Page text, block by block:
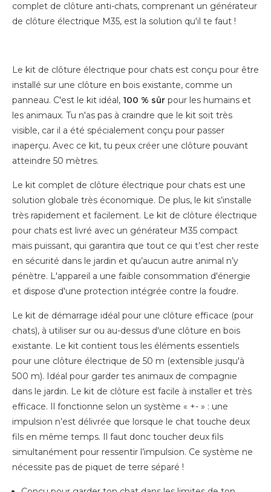
complet de clôture anti-chats, comprenant un générateur
de clôture électrique M35, est la solution qu'il te faut !
Le kit de clôture électrique pour chats est conçu pour être
installé sur une clôture en bois existante, comme un
panneau. C'est le kit idéal, 100 % sûr pour les humains et
les animaux. Tu n'as pas à craindre que le kit soit très
visible, car il a été spécialement conçu pour passer
inaperçu. Avec ce kit, tu peux créer une clôture pouvant
atteindre 50 mètres.
Le kit complet de clôture électrique pour chats est une
solution globale très économique. De plus, le kit s’installe
très rapidement et facilement. Le kit de clôture électrique
pour chats est livré avec un générateur M35 compact
mais puissant, qui garantira que tout ce qui t’est cher reste
en sécurité dans le jardin et qu’aucun autre animal n’y
pénètre. L'appareil a une faible consommation d'énergie
et dispose d'une protection intégrée contre la foudre.
Le kit de démarrage idéal pour une clôture efficace (pour
chats), à utiliser sur ou au-dessus d'une clôture en bois
existante. Le kit contient tous les éléments essentiels
pour une clôture électrique de 50 m (extensible jusqu'à
500 m). Idéal pour garder tes animaux de compagnie
dans le jardin. Le kit de clôture est facile à installer et très
efficace. Il fonctionne selon un système « +- » : une
impulsion n’est délivrée que lorsque le chat touche deux
fils en même temps. Il faut donc toucher deux fils
simultanément pour ressentir l’impulsion. Ce système ne
nécessite pas de piquet de terre séparé !